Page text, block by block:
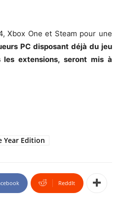
Xbox One et Steam pour une
PC disposant déjà du jeu
extensions, seront mis à
Year Edition
ReddIt